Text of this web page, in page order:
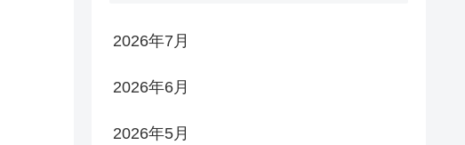
2026年7月
2026年6月
2026年5月